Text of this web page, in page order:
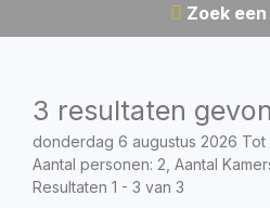
Zoek
3 resultaten
donderdag 6 augustus 2026
Aantal personen: 2, Aantal
Resultaten 1 - 3 van 3